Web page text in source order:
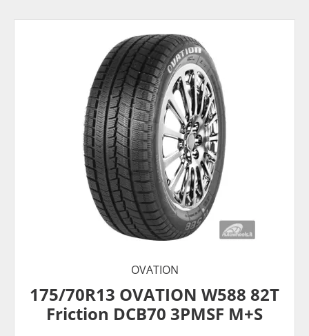
OVATION
175/70R13 OVATION W588 82T
Friction DCB70 3PMSF M+S